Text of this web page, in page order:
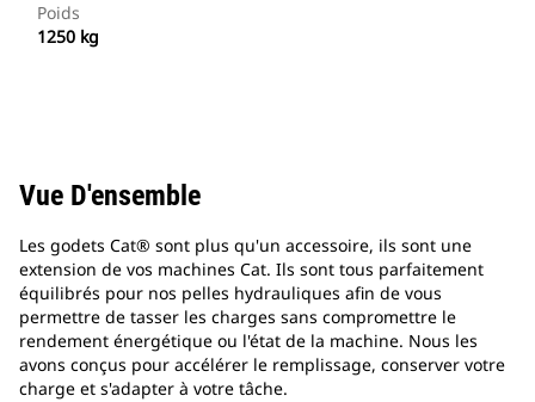
Poids
1250 kg
Vue D'ensemble
Les godets Cat® sont plus qu'un accessoire, ils sont une
extension de vos machines Cat. Ils sont tous parfaitement
équilibrés pour nos pelles hydrauliques afin de vous
permettre de tasser les charges sans compromettre le
rendement énergétique ou l'état de la machine. Nous les
avons conçus pour accélérer le remplissage, conserver votre
charge et s'adapter à votre tâche.